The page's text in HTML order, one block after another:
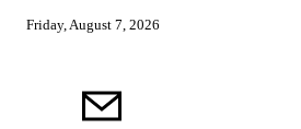
Friday, August 7, 2026